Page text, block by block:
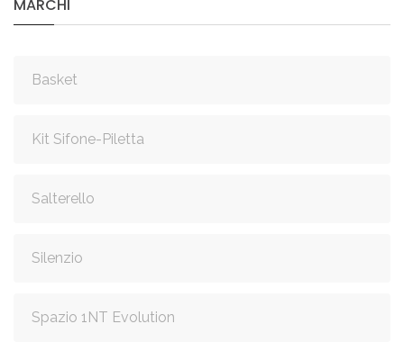
MARCHI
Basket
Kit Sifone-Piletta
Salterello
Silenzio
Spazio 1NT Evolution